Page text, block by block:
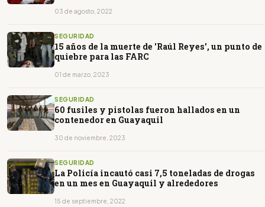
03 de agosto, 2022
SEGURIDAD
15 años de la muerte de 'Raúl Reyes', un punto de
quiebre para las FARC
01 de marzo, 2023
SEGURIDAD
60 fusiles y pistolas fueron hallados en un
contenedor en Guayaquil
30 de noviembre, 2023
SEGURIDAD
La Policía incautó casi 7,5 toneladas de drogas
en un mes en Guayaquil y alrededores
15 de septiembre, 2022